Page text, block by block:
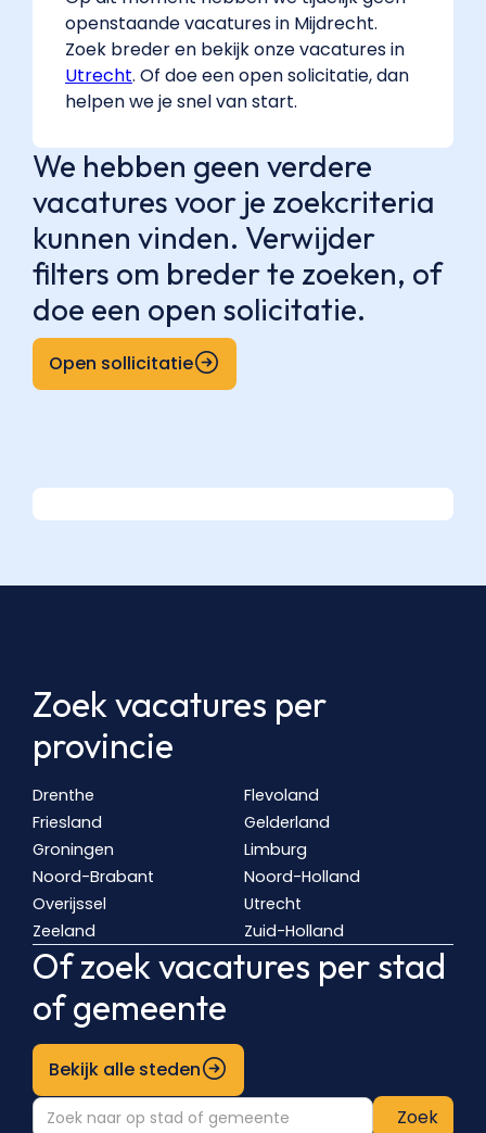
openstaande vacatures in Mijdrecht.
Zoek breder en bekijk onze vacatures in
Utrecht. Of doe een open solicitatie, dan
helpen we je snel van start.
We hebben geen verdere
vacatures voor je zoekcriteria
kunnen vinden. Verwijder
filters om breder te zoeken, of
doe een open solicitatie.
Open sollicitatie
Zoek vacatures per
provincie
Drenthe
Flevoland
Friesland
Gelderland
Groningen
Limburg
Noord-Brabant
Noord-Holland
Overijssel
Utrecht
Zeeland
Zuid-Holland
Of zoek vacatures per stad
of gemeente
Bekijk alle steden